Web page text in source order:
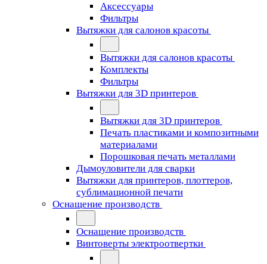
Аксессуары
Фильтры
Вытяжки для салонов красоты
Вытяжки для салонов красоты
Комплекты
Фильтры
Вытяжки для 3D принтеров
Вытяжки для 3D принтеров
Печать пластиками и композитными
материалами
Порошковая печать металлами
Дымоуловители для сварки
Вытяжки для принтеров, плоттеров,
сублимационной печати
Оснащение производств
Оснащение производств
Винтоверты электроотвертки